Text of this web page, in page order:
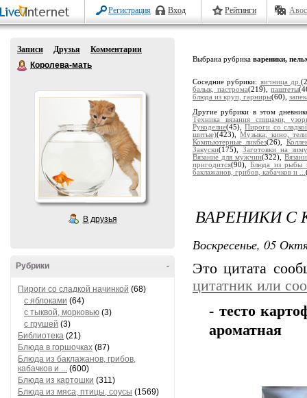
Регистрация Вход Рейтинги
Записи Друзья
Комментарии
Королева-мать
В друзья
-
Рубрики
Пироги со сладкой начинкой (68)
с яблоками (64)
с тыквой, морковью (3)
с грушей (3)
Библиотека (21)
Блюда в горшочках (87)
Блюда из баклажанов, грибов,
кабачков и ... (600)
Блюда из картошки (311)
Блюда из мяса, птицы, соусы (1569)
Выбрана рубрика вареники,
Соседние рубрики: яичница др.
балык, пастрома(219),паштеты
блюда из круп, гарниры(60),
Другие рубрики в этом
Техника вязания спицами,
Рукоделие(45),Пироги со
шитые)(423),Музыка, кино,
Компьютерные ликбез(26),
Закуски(175), Заготовки на зиму
Вязание для мужчин(322),
пригодится(90),Блюда из рыбы
баклажанов, грибов, кабачков и ...
ВАРЕНИКИ
Воскресенье, 05
Это цитата
цитатник или
- тесто
ароматная